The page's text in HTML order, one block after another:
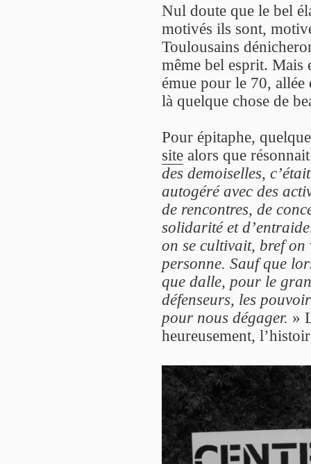
Nul doute que le bel
motivés ils sont,
Toulousains
même bel esprit. Mais
émue pour le 70, allée
là quelque chose de
Pour épitaphe,
site alors que
des demoiselles,
autogéré avec des
de rencontres, de
solidarité et
on se cultivait, bref
personne. Sauf que
que dalle, pour le
défenseurs, les
pour nous dégager. »
heureusement,